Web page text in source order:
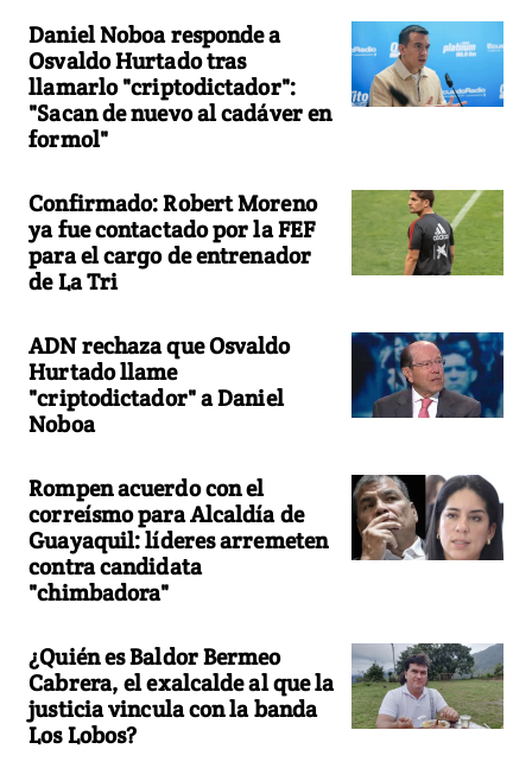
Daniel Noboa responde a
Osvaldo Hurtado tras
llamarlo "criptodictador":
"Sacan de nuevo al cadáver en
formol"
Confirmado: Robert Moreno
ya fue contactado por la FEF
para el cargo de entrenador
de La Tri
ADN rechaza que Osvaldo
Hurtado llame
"criptodictador" a Daniel
Noboa
Rompen acuerdo con el
correísmo para Alcaldía de
Guayaquil: líderes arremeten
contra candidata
"chimbadora"
¿Quién es Baldor Bermeo
Cabrera, el exalcalde al que la
justicia vincula con la banda
Los Lobos?